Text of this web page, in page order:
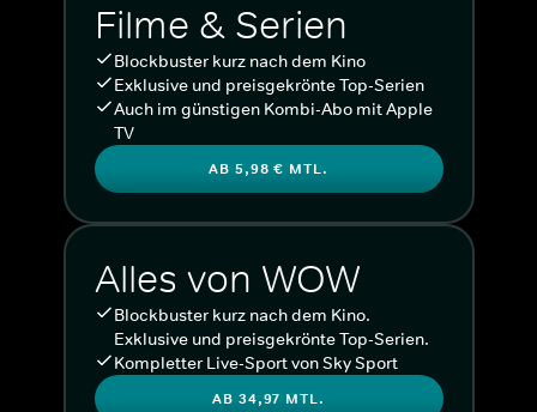
Filme & Serien
Blockbuster kurz nach dem Kino
Exklusive und preisgekrönte Top-Serien
Auch im günstigen Kombi-Abo mit Apple
TV
AB 5,98 € MTL.
Alles von WOW
Blockbuster kurz nach dem Kino.
Exklusive und preisgekrönte Top-Serien.
Kompletter Live-Sport von Sky Sport
AB 34,97 MTL.